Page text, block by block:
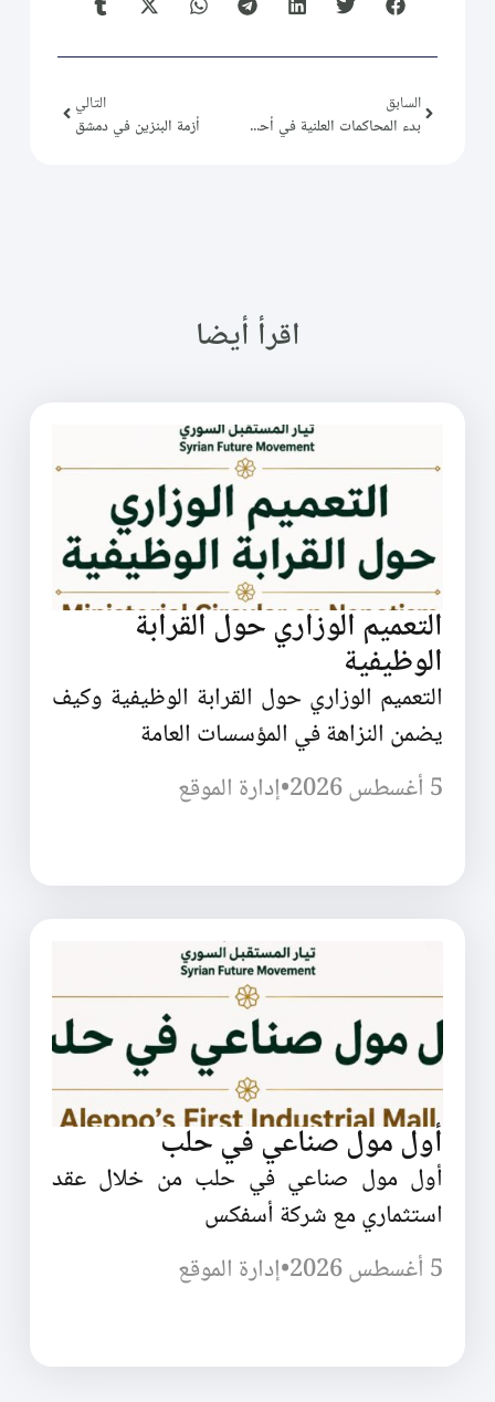
السابق
بدء المحاكمات العلنية في أحداث السويداء
التالي
أزمة البنزين في دمشق
اقرأ أيضا
التعميم الوزاري حول القرابة
الوظيفية
التعميم الوزاري حول القرابة الوظيفية وكيف
يضمن النزاهة في المؤسسات العامة
5 أغسطس 2026
•إدارة الموقع
أول مول صناعي في حلب
أول مول صناعي في حلب من خلال عقد
استثماري مع شركة أسفكس
5 أغسطس 2026
•إدارة الموقع